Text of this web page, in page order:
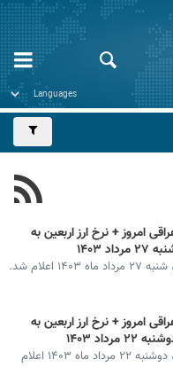
امروز + نرخ ارز اربعین به
۱۴۰۳
اعلام شد.
امروز + نرخ ارز اربعین به
۱۴۰۳
قیمت صد دینار عراق امروز، دوشنبه ۲۲ مرداد ماه ۱۴۰۳ اعلام